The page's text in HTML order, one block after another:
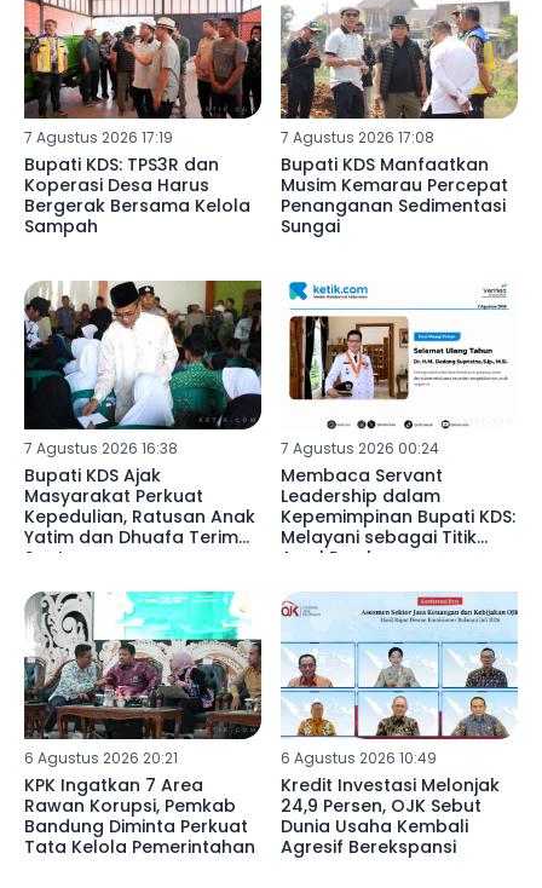
7 Agustus 2026 17:19
Bupati KDS: TPS3R dan
Koperasi Desa Harus
Bergerak Bersama Kelola
Sampah
7 Agustus 2026 17:08
Bupati KDS Manfaatkan
Musim Kemarau Percepat
Penanganan Sedimentasi
Sungai
7 Agustus 2026 16:38
Bupati KDS Ajak
Masyarakat Perkuat
Kepedulian, Ratusan Anak
Yatim dan Dhuafa Terima
Santunan
7 Agustus 2026 00:24
Membaca Servant
Leadership dalam
Kepemimpinan Bupati KDS:
Melayani sebagai Titik
Awal Pembangunan
6 Agustus 2026 20:21
KPK Ingatkan 7 Area
Rawan Korupsi, Pemkab
Bandung Diminta Perkuat
Tata Kelola Pemerintahan
6 Agustus 2026 10:49
Kredit Investasi Melonjak
24,9 Persen, OJK Sebut
Dunia Usaha Kembali
Agresif Berekspansi